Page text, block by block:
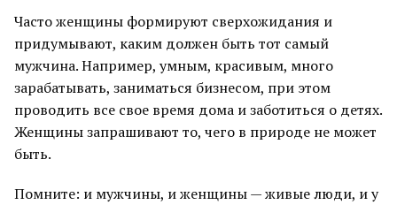
Часто женщины формируют сверхожидания и
придумывают, каким должен быть тот самый
мужчина. Например, умным, красивым, много
зарабатывать, заниматься бизнесом, при этом
проводить все свое время дома и заботиться о детях.
Женщины запрашивают то, чего в природе не может
быть.
Помните: и мужчины, и женщины — живые люди, и у